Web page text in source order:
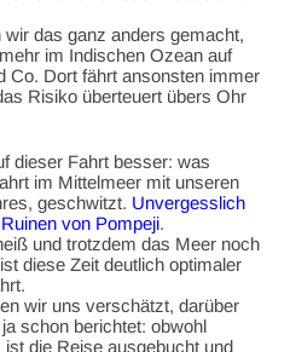
das ganz anders gemacht,
im Indischen Ozean auf
Co. Dort fährt ansonsten immer
Risiko überteuert übers Ohr
dieser Fahrt besser: was
im Mittelmeer mit unseren
geschwitzt. Unvergesslich
von Pompeji.
und trotzdem das Meer noch
diese Zeit deutlich optimaler
wir uns verschätzt, darüber
schon berichtet: obwohl
die Reise ausgebucht und